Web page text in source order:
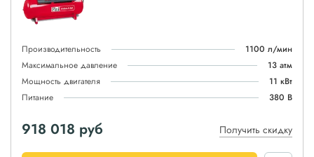
Производительность
1100 л/мин
Максимальное давление
13 атм
Мощность двигателя
11 кВт
Питание
380 В
918 018 руб Получить скидку